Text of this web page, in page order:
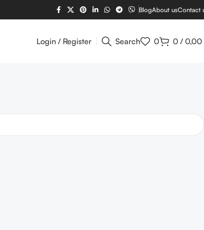
BlogAbout usContact
Login / Register Search 0 0 / 0,00